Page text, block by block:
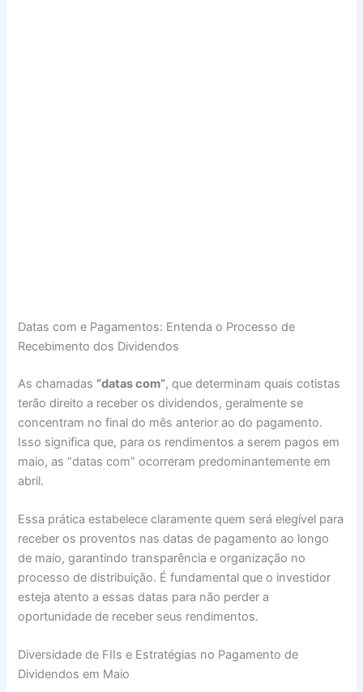
Datas com e Pagamentos: Entenda o Processo de
Recebimento dos Dividendos
As chamadas “datas com”, que determinam quais cotistas
terão direito a receber os dividendos, geralmente se
concentram no final do mês anterior ao do pagamento.
Isso significa que, para os rendimentos a serem pagos em
maio, as “datas com” ocorreram predominantemente em
abril.
Essa prática estabelece claramente quem será elegível para
receber os proventos nas datas de pagamento ao longo
de maio, garantindo transparência e organização no
processo de distribuição. É fundamental que o investidor
esteja atento a essas datas para não perder a
oportunidade de receber seus rendimentos.
Diversidade de FIIs e Estratégias no Pagamento de
Dividendos em Maio